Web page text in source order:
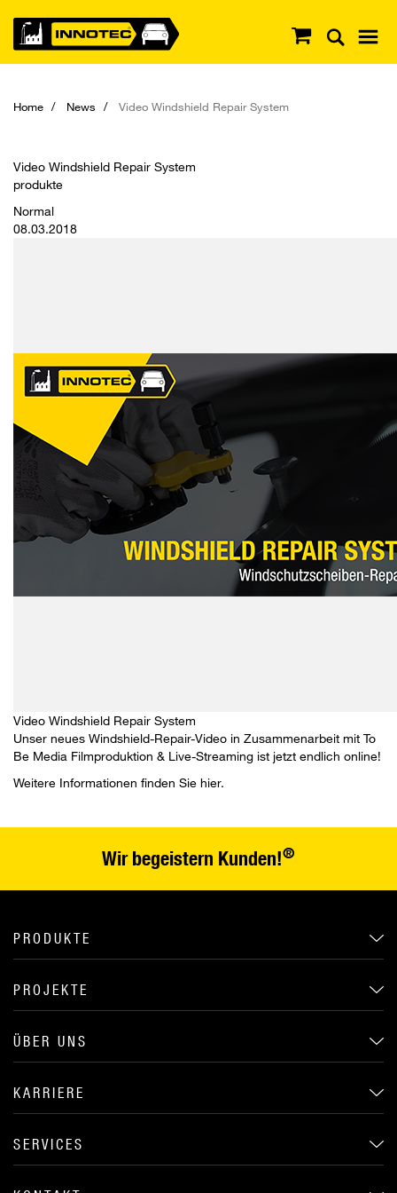
Home News Video Windshield Repair System
Video Windshield Repair System
produkte
Normal
08.03.2018
Video Windshield Repair System
Unser neues Windshield-Repair-Video in Zusammenarbeit mit To
Be Media Filmproduktion & Live-Streaming ist jetzt endlich online!
Weitere Informationen finden Sie hier.
Wir begeistern Kunden!®
PRODUKTE
PROJEKTE
ÜBER UNS
KARRIERE
SERVICES